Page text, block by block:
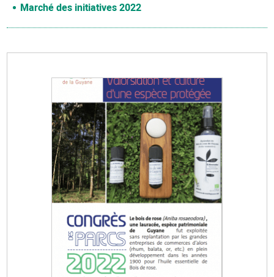
Marché des initiatives 2022